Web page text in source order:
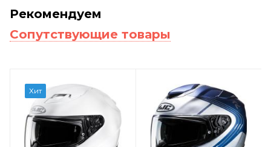
Рекомендуем
Сопутствующие товары
Хит